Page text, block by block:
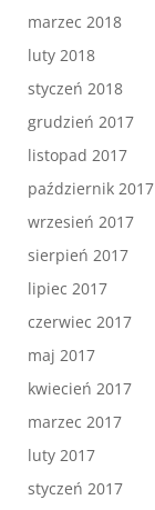
marzec 2018
luty 2018
styczeń 2018
grudzień 2017
listopad 2017
październik 2017
wrzesień 2017
sierpień 2017
lipiec 2017
czerwiec 2017
maj 2017
kwiecień 2017
marzec 2017
luty 2017
styczeń 2017